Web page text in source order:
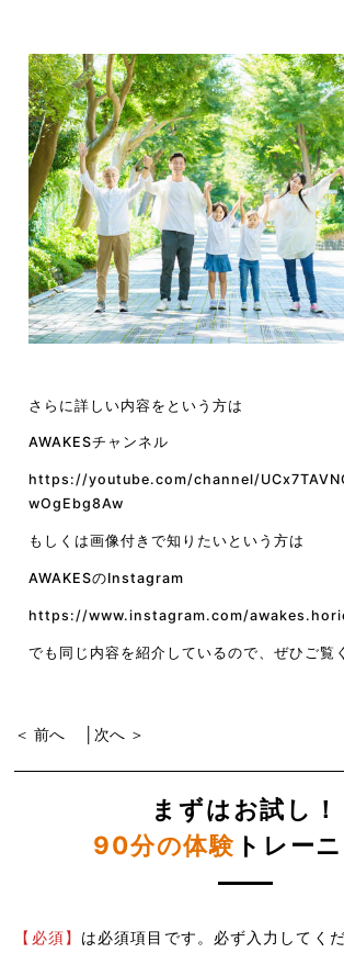
さらに詳しい内容をという方は
AWAKESチャンネル
https://youtube.com/channel/
wOgEbg8Aw
もしくは画像付きで知りたいという方は
AWAKESのInstagram
https://www.instagram.com/
でも同じ内容を紹介しているので、ぜひご覧
＜ 前へ 次へ ＞
まずはお試し！
90分の体験 トレー
【必須】 は必須項目です。必ず入力してく